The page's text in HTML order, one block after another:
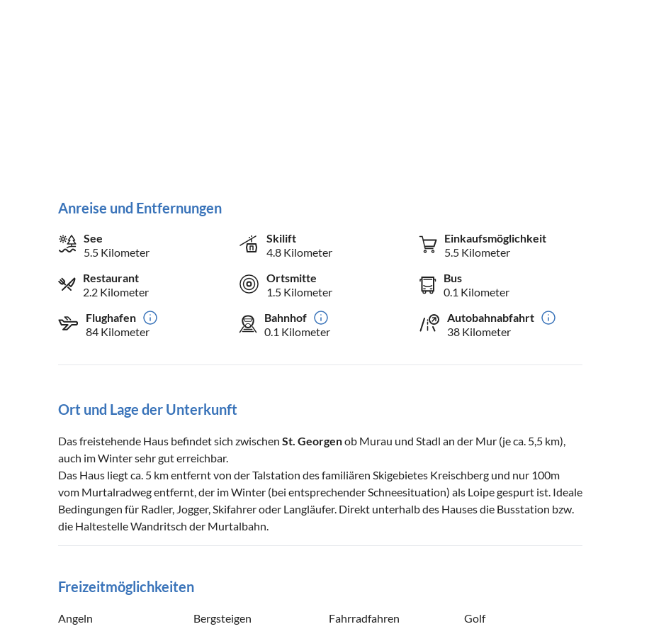
Anreise und Entfernungen
See
5.5 Kilometer
Skilift
4.8 Kilometer
Einkaufsmöglichkeit
5.5 Kilometer
Restaurant
2.2 Kilometer
Ortsmitte
1.5 Kilometer
Bus
0.1 Kilometer
Flughafen
84 Kilometer
Bahnhof
0.1 Kilometer
Autobahnabfahrt
38 Kilometer
Ort und Lage der Unterkunft
Das freistehende Haus befindet sich zwischen St. Georgenob Murau und Stadl an der Mur (je ca. 5,5 km),
auch im Winter sehr gut erreichbar.
Das Haus liegt ca. 5 km entfernt von der Talstation des familiären Skigebietes Kreischberg und nur 100m
vom Murtalradweg entfernt, der im Winter (bei entsprechender Schneesituation) als Loipe gespurt ist. Ideale
Bedingungen für Radler, Jogger, Skifahrer oder Langläufer. Direkt unterhalb des Hauses die Busstation bzw.
die Haltestelle Wandritsch der Murtalbahn.
Freizeitmöglichkeiten
Angeln Bergsteigen Fahrradfahren Golf